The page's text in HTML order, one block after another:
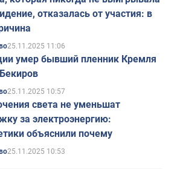
отказалась от участия: в
25.11.2025 11:06
умер бывший пленник Кремля
25.11.2025 10:57
света не уменьшат
за электроэнергию:
объяснили почему
25.11.2025 10:53